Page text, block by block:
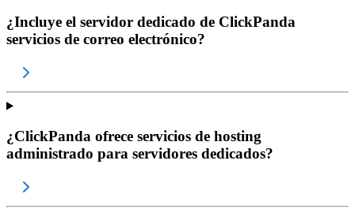
¿Incluye el servidor dedicado de ClickPanda
servicios de correo electrónico?
¿ClickPanda ofrece servicios de hosting
administrado para servidores dedicados?